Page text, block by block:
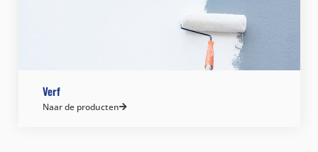
Verf
Naar de producten